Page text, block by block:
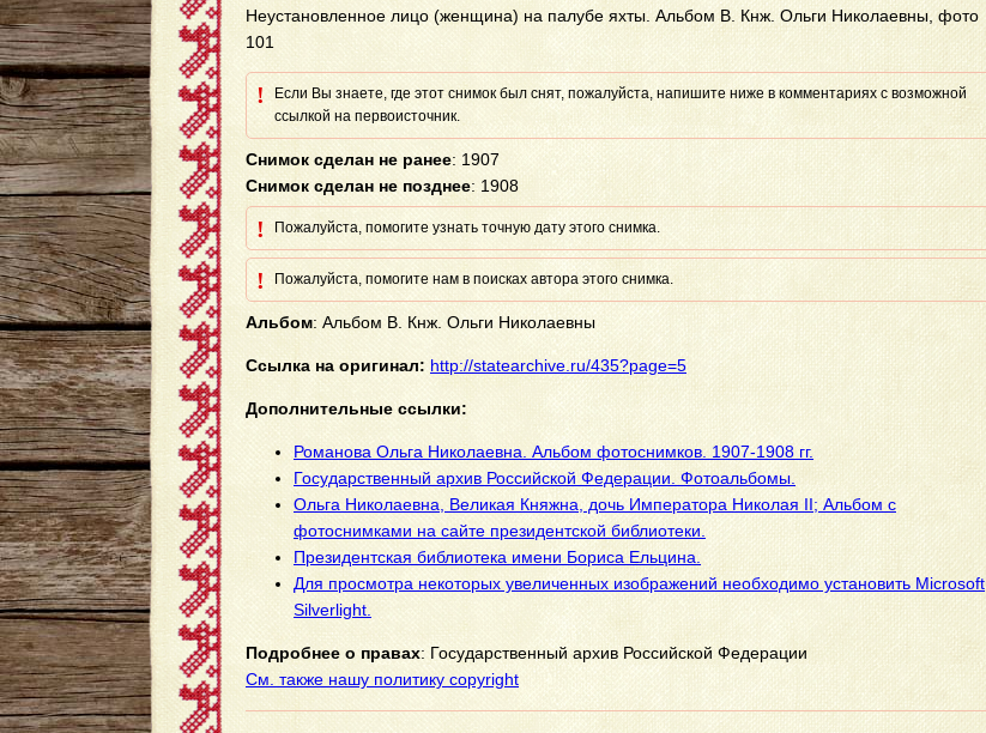
Неустановленное лицо (женщина) на палубе яхты. Альбом В. Кнж. Ольги Николаевны, фото
101
!
Если Вы знаете, где этот снимок был снят, пожалуйста, напишите ниже в комментариях с возможной
ссылкой на первоисточник.
Снимок сделан не ранее: 1907
Снимок сделан не позднее: 1908
! Пожалуйста, помогите узнать точную дату этого снимка.
! Пожалуйста, помогите нам в поисках автора этого снимка.
Альбом: Альбом В. Кнж. Ольги Николаевны
Ссылка на оригинал: http://statearchive.ru/435?page=5
Дополнительные ссылки:
Романова Ольга Николаевна. Альбом фотоснимков. 1907-1908 гг.
Государственный архив Российской Федерации. Фотоальбомы.
Ольга Николаевна, Великая Княжна, дочь Императора Николая II; Альбом с
фотоснимками на сайте президентской библиотеки.
Президентская библиотека имени Бориса Ельцина.
Для просмотра некоторых увеличенных изображений необходимо установить Microsoft
Silverlight.
Подробнее о правах: Государственный архив Российской Федерации
См. также нашу политику copyright